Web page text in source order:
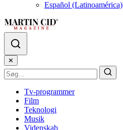
Español (Latinoamérica)
✕
Tv-programmer
Film
Teknologi
Musik
Videnskab